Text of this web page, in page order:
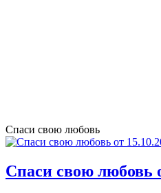
Спаси свою любовь
Спаси свою любовь